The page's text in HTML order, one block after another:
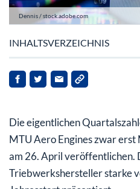
Dennis / stock.adobe.com
INHALTSVERZEICHNIS
MTU mit deutlichem
MTU-Aktie: Potenzial
Die eigentlichen
MTU Aero Engines zwar
am 26. April veröffentlichen.
Triebwerkshersteller starke